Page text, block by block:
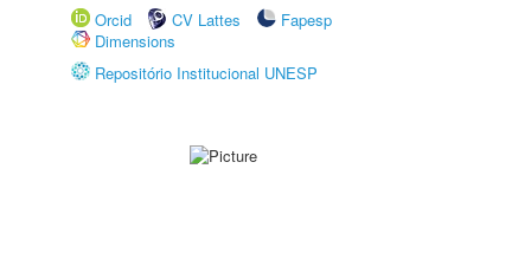
Orcid
CV Lattes
Fapesp
Dimensions
Repositório Institucional UNESP